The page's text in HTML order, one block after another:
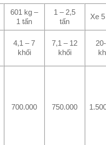
601 kg –
1 tấn
1 – 2,5
tấn
Xe
4,1 – 7
khối
7,1 – 12
khối
700.000 750.000